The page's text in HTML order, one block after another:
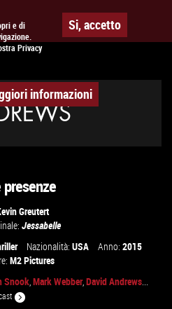
e di
Privacy
Si, accetto
informazioni
CINEMA
presenze
Greutert
Jessabelle
Nazionalità:USA Anno:2015
M2 Pictures
Snook,Mark Webber,David Andrews...